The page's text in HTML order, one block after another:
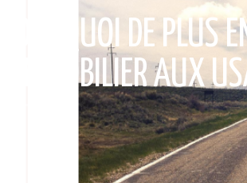
Chacun à en tête ou aura lu un
qui doit se constater de visu. La
n’importe quel domaine n’a
Gardons en tête que ce pays en
puissance militaire air/terre/mer